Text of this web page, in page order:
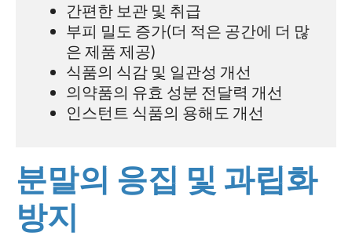
간편한 보관 및 취급
부피 밀도 증가(더 적은 공간에 더 많
은 제품 제공)
식품의 식감 및 일관성 개선
의약품의 유효 성분 전달력 개선
인스턴트 식품의 용해도 개선
분말의 응집 및 과립화
방지